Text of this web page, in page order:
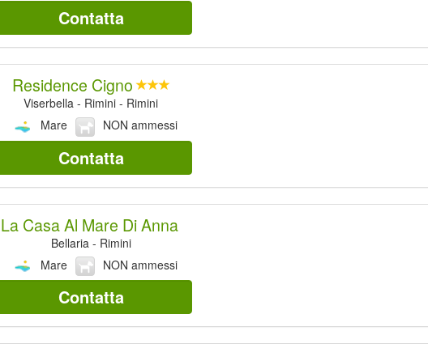
Contatta
Residence Cigno
Viserbella - Rimini - Rimini
Mare
NON ammessi
Contatta
La Casa Al Mare Di Anna
Bellaria - Rimini
Mare
NON ammessi
Contatta